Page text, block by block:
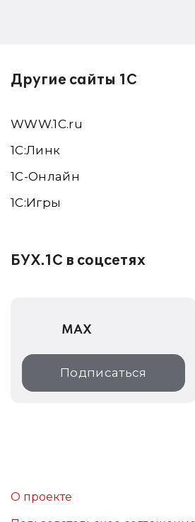
Другие сайты 1С
WWW.1С.ru
1С:Линк
1С-Онлайн
1C:Игры
БУХ.1С в соцсетях
MAX
Подписаться
О проекте